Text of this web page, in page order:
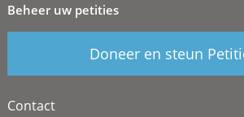
Beheer uw petities
Doneer en steun
Contact